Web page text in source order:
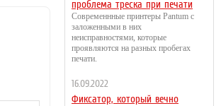
проблема треска при печати
Современнные принтеры Pantum с
заложенными в них
неисправностями, которые
проявляются на разных пробегах
печати.
16.09.2022
Фиксатор, который вечно